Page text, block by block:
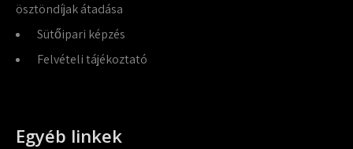
ösztöndíjak átadása
Sütőipari képzés
Felvételi tájékoztató
Egyéb linkek